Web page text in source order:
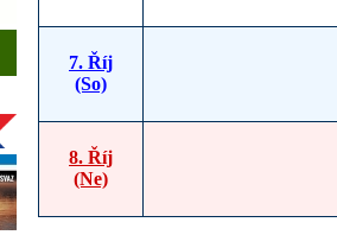
7. Říj
(So)
8. Říj
(Ne)